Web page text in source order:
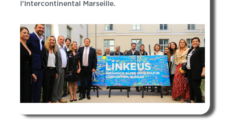
l'Intercontinental Marseille.